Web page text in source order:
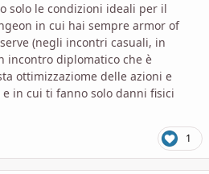
solo le condizioni ideali per il
in cui hai sempre armor of
(negli incontri casuali, in
incontro diplomatico che è
ottimizzaziome delle azioni e
in cui ti fanno solo danni fisici
1